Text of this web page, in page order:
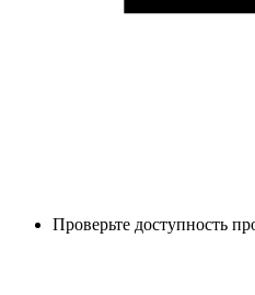
Проверьте доступность